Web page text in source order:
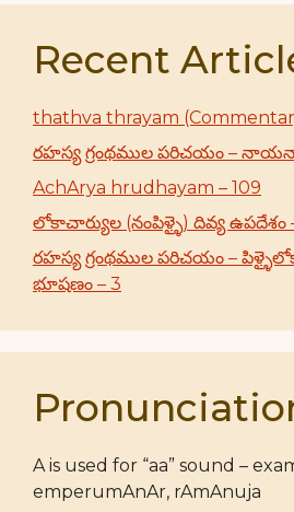
Recent
thathva thrayam
రహస్య గ్రంథముల పరిచయం –
AchArya hrudhayam – 109
లోకాచార్యుల (నంపిళ్ళై) దివ్య ఉపదేశం
రహస్య గ్రంథముల పరిచయం –
భూషణం – 3
A is used for “aa” sound –
emperumAnAr, rAmAnuja